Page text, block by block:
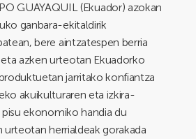
GUAYAQUIL (Ekuador) azokan
ganbara-ekitaldirik
bere aintzatespen berria
azken urteotan Ekuadorko
jarritako konfiantza
akuikulturaren eta izkira-
ekonomiko handia du
urteotan herrialdeak gorakada